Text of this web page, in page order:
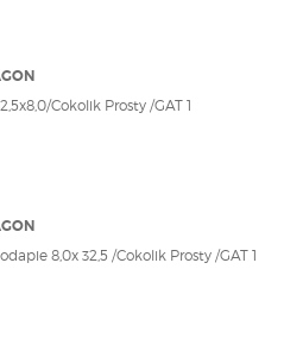
Cokolik Prosty /GAT 1
8,0x 32,5 /Cokolik Prosty /GAT 1